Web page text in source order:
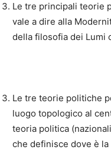
Le tre principali teorie
vale a dire alla
della filosofia dei Lumi
Le tre teorie politiche
luogo topologico al
teoria politica
che definisce dove è